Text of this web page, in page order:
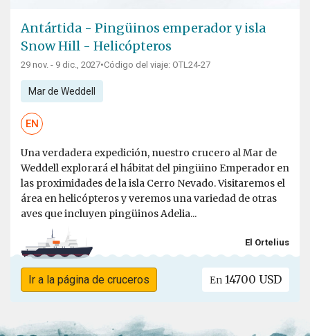
Antártida - Pingüinos emperador y isla
Snow Hill - Helicópteros
29 nov. - 9 dic., 2027•Código del viaje: OTL24-27
Mar de Weddell
EN
Una verdadera expedición, nuestro crucero al Mar de
Weddell explorará el hábitat del pingüino Emperador en
las proximidades de la isla Cerro Nevado. Visitaremos el
área en helicópteros y veremos una variedad de otras
aves que incluyen pingüinos Adelia...
El Ortelius
Ir a la página de cruceros En 14700 USD